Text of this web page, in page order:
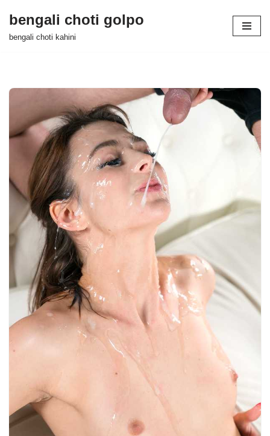
Skip
bengali choti golpo
bengali choti kahini